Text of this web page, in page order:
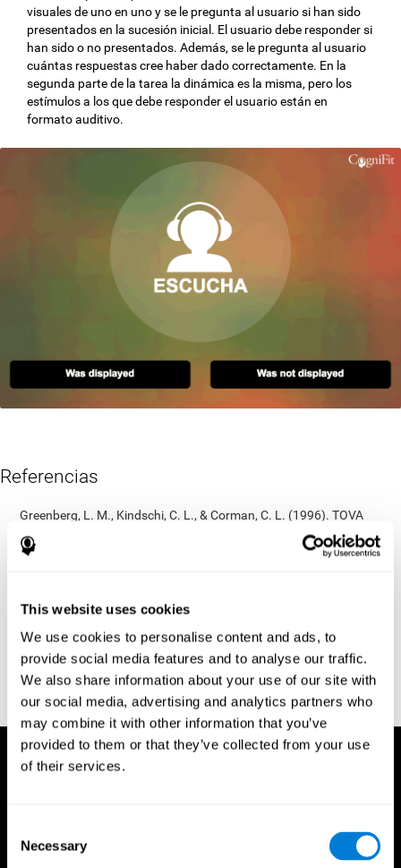
This website uses cookies
We use cookies to personalise content and ads, to
provide social media features and to analyse our traffic.
We also share information about your use of our site with
our social media, advertising and analytics partners who
may combine it with other information that you’ve
provided to them or that they’ve collected from your use
of their services.
Selection
Necessary
visuales de uno en uno y se le pregunta al usuario si han sido
presentados en la sucesión inicial. El usuario debe responder si
han sido o no presentados. Además, se le pregunta al usuario
cuántas respuestas cree haber dado correctamente. En la
segunda parte de la tarea la dinámica es la misma, pero los
estímulos a los que debe responder el usuario están en
formato auditivo.
Referencias
Greenberg, L. M., Kindschi, C. L., & Corman, C. L. (1996). TOVA
test of variables of attention: clinical guide. St. Paul, MN: TOVA
Research Foundation.
handbook. Los Angeles: Western Psychological Services.
Wechsler, D. (1997). WAIS-III: Wechsler Adult Intelligence Scale -
Third edition administration and scoring manual. San Antonio,
TX: Psychological Corporation.